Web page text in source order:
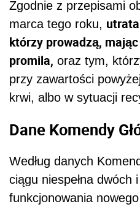
Zgodnie z przepisami
marca tego roku,
którzy prowadzą,
promila, oraz tym,
przy zawartości
krwi, albo w sytuacji
Dane Komendy
Według danych
ciągu niespełna dwóch
funkcjonowania